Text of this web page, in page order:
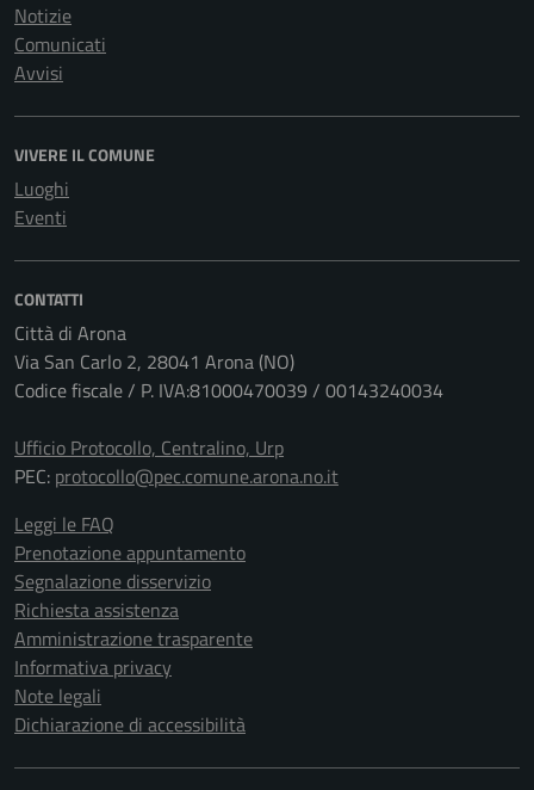
Notizie
Comunicati
Avvisi
VIVERE IL COMUNE
Luoghi
Eventi
CONTATTI
Città di Arona
Via San Carlo 2, 28041 Arona (NO)
Codice fiscale / P. IVA:81000470039 / 00143240034
Ufficio Protocollo, Centralino, Urp
PEC: protocollo@pec.comune.arona.no.it
Leggi le FAQ
Prenotazione appuntamento
Segnalazione disservizio
Richiesta assistenza
Amministrazione trasparente
Informativa privacy
Note legali
Dichiarazione di accessibilità